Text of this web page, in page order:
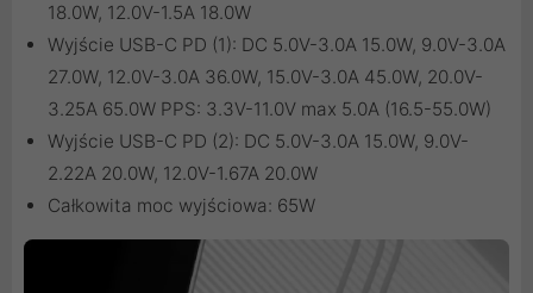
18.0W, 12.0V-1.5A 18.0W
Wyjście USB-C PD (1): DC 5.0V-3.0A 15.0W, 9.0V-3.0A
27.0W, 12.0V-3.0A 36.0W, 15.0V-3.0A 45.0W, 20.0V-
3.25A 65.0W PPS: 3.3V-11.0V max 5.0A (16.5-55.0W)
Wyjście USB-C PD (2): DC 5.0V-3.0A 15.0W, 9.0V-
2.22A 20.0W, 12.0V-1.67A 20.0W
Całkowita moc wyjściowa: 65W